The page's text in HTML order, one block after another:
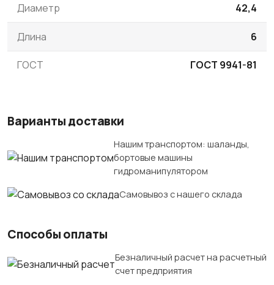
Диаметр 42,4
Длина 6
ГОСТ ГОСТ 9941-81
Варианты доставки
Нашим транспортом: шаланды,
бортовые машины
гидроманипулятором
Самовывоз с нашего склада
Способы оплаты
Безналичный расчет на расчетный
счет предприятия